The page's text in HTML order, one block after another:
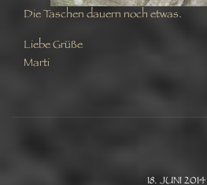
Die Taschen dauern noch etwas.
Liebe Grüße
Marti